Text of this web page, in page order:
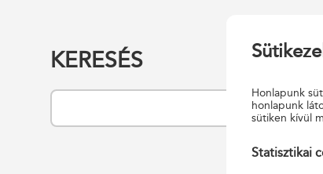
KERESÉS
Honlapunk
honlapunk
sütiken kívül
Statisztikai